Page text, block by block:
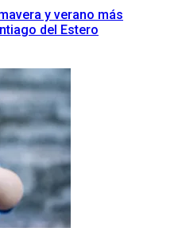
y verano más
del Estero